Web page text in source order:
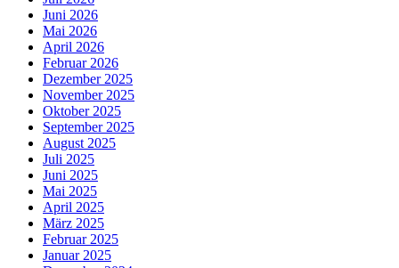
Juni 2026
Mai 2026
April 2026
Februar 2026
Dezember 2025
November 2025
Oktober 2025
September 2025
August 2025
Juli 2025
Juni 2025
Mai 2025
April 2025
März 2025
Februar 2025
Januar 2025